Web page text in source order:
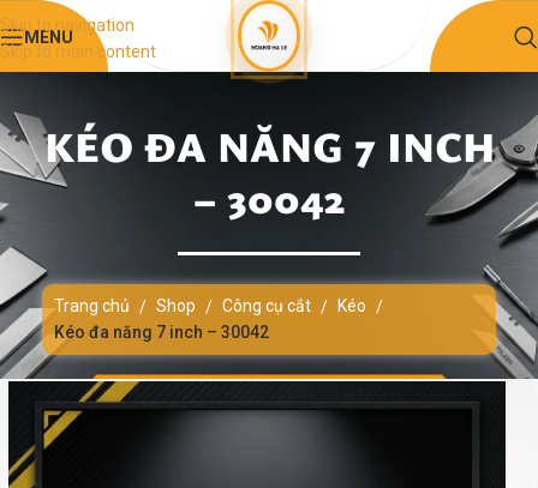
Skip to navigation
Skip to main content
MENU
KÉO ĐA NĂNG 7 INCH
– 30042
Trang chủ / Shop / Công cụ cắt / Kéo /
Kéo đa năng 7 inch – 30042